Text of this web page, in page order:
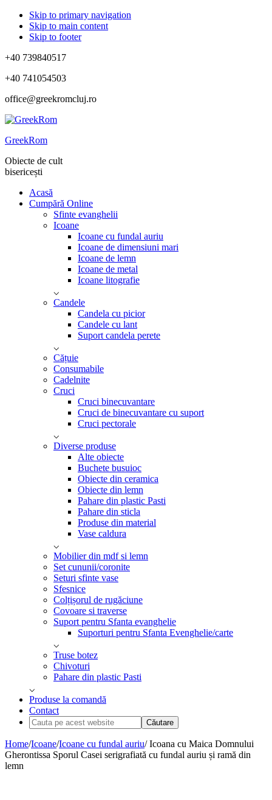
Skip to primary navigation
Skip to main content
Skip to footer
+40 739840517
+40 741054503
office@greekromcluj.ro
GreekRom
Obiecte de cult
bisericești
Acasă
Cumpără Online
Sfinte evanghelii
Icoane
Icoane cu fundal auriu
Icoane de dimensiuni mari
Icoane de lemn
Icoane de metal
Icoane litografie
Candele
Candela cu picior
Candele cu lant
Suport candela perete
Cățuie
Consumabile
Cadelnite
Cruci
Cruci binecuvantare
Cruci de binecuvantare cu suport
Cruci pectorale
Diverse produse
Alte obiecte
Buchete busuioc
Obiecte din ceramica
Obiecte din lemn
Pahare din plastic Pasti
Pahare din sticla
Produse din material
Vase caldura
Mobilier din mdf si lemn
Set cununii/coronite
Seturi sfinte vase
Sfesnice
Colțișorul de rugăciune
Covoare si traverse
Suport pentru Sfanta evanghelie
Suporturi pentru Sfanta Evenghelie/carte
Truse botez
Chivoturi
Pahare din plastic Pasti
Produse la comandă
Contact
Cauta
pe
acest
website
Home/Icoane/Icoane cu fundal auriu/ Icoana cu Maica Domnului
Gherontissa Sporul Casei serigrafiată cu fundal auriu și ramă din
lemn